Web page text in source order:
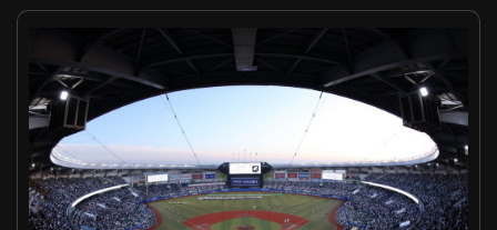
利用規約 プライバシーポリシー
運営会社 （別ウィンドウで開く） よくある質問
特定商取引法の表示 アルバイト募集（別ウィンドウで開く
パーソル パ・リーグ公式戦 千葉ロッテ VS 東北楽天